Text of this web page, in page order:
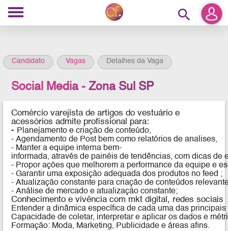
search
Candidato Vagas Detalhes da Vaga
Social Media - Zona Sul SP
Comércio varejista de artigos do vestuário e
acessórios admite profissional para:
- Planejamento e criação de conteúdo,
- Agendamento de Post bem como relatórios de analises,
- Manter a equipe interna bem-
informada, através de painéis de tendências, com dicas de
- Propor ações que melhorem a performance da equipe e
- Garantir uma exposição adequada dos produtos no feed ;
- Atualização constante para criação de conteúdos
- Análise de mercado e atualização constante;
Conhecimento e vivência com mkt digital, redes sociais
Entender a dinâmica específica de cada uma das
Capacidade de coletar, interpretar e aplicar os dados e
Formação: Moda, Marketing, Publicidade e áreas afins.